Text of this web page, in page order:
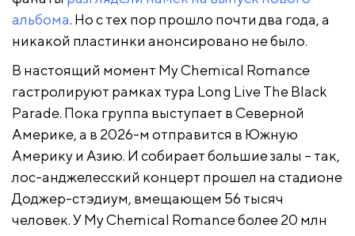
альбома. Но с тех пор прошло почти два года, а
никакой пластинки анонсировано не было.
В настоящий момент My Chemical Romance
гастролируют рамках тура Long Live The Black
Parade. Пока группа выступает в Северной
Америке, а в 2026-м отправится в Южную
Америку и Азию. И собирает большие залы – так,
лос-анджелесский концерт прошел на стадионе
Доджер-стэдиум, вмещающем 56 тысяч
человек. У My Chemical Romance более 20 млн